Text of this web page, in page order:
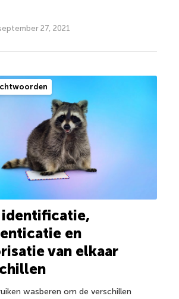
27, 2021
identificatie,
en
van elkaar
wasberen om de verschillen